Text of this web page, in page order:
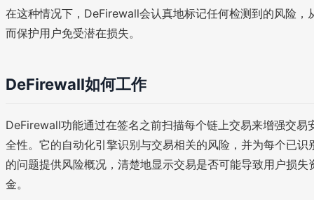
在这种情况下，DeFirewall会认真地标记任何检测到的风险，
而保护用户免受潜在损失。
DeFirewall如何工作
DeFirewall功能通过在签名之前扫描每个链上交易来增强交易
全性。它的自动化引擎识别与交易相关的风险，并为每个已识
的问题提供风险概况，清楚地显示交易是否可能导致用户损失
金。